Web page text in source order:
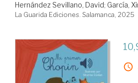
Hernández Sevillano, David; García,
La Guarida Ediciones. Salamanca, 2025